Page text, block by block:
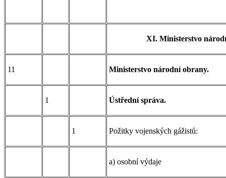
XI. Ministerstvo
11 Ministerstvo národní obrany.
1 Ústřední správa.
1 Požitky vojenských gážistů:
a) osobní výdaje